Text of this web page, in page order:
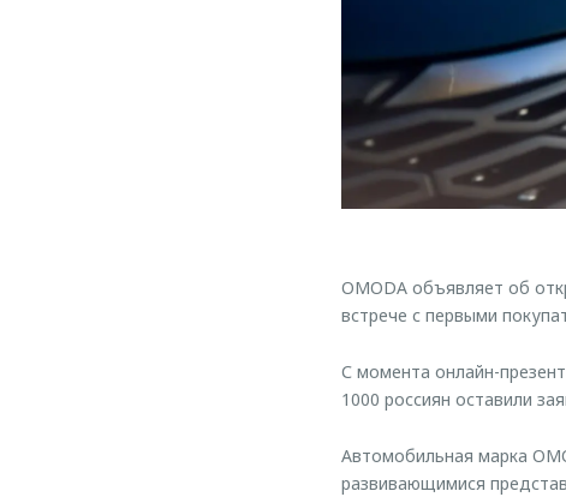
OMODA объявляет об
встрече с первыми
С момента онлайн-
1000 россиян оставили
Автомобильная марка
развивающимися